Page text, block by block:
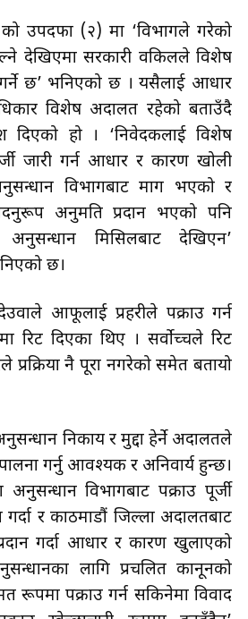
उपदफा (२) मा ‘विभागले गरेको
देखिएमा सरकारी वकिलले विशेष
गर्ने छ’ भनिएको छ । यसैलाई आधार
विशेष अदालत रहेको बताउँदै
हो । ‘निवेदकलाई विशेष
जारी गर्न आधार र कारण खोली
विभागबाट माग भएको र
अनुमति प्रदान भएको पनि
मिसिलबाट देखिएन’
छ।
आफूलाई प्रहरीले पक्राउ गर्न
रिट दिएका थिए । सर्वोच्चले रिट
प्रक्रिया नै पूरा नगरेको समेत बतायो
निकाय र मुद्दा हेर्ने अदालतले
गर्नु आवश्यक र अनिवार्य हुन्छ।
अनुसन्धान विभागबाट पक्राउ पूर्जी
र काठमाडौं जिल्ला अदालतबाट
गर्दा आधार र कारण खुलाएको
लागि प्रचलित कानूनको
रूपमा पक्राउ गर्न सकिनेमा विवाद